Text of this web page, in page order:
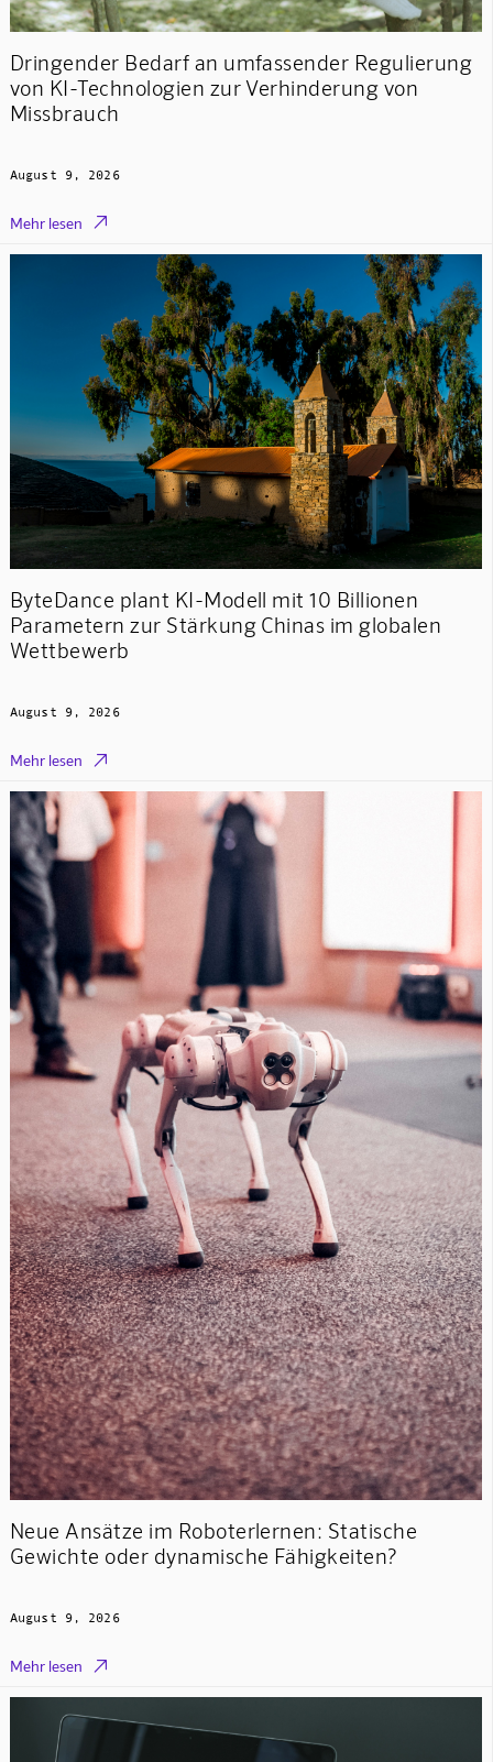
Dringender Bedarf an umfassender Regulierung
von KI-Technologien zur Verhinderung von
Missbrauch
August 9, 2026
Mehr lesen 
ByteDance plant KI-Modell mit 10 Billionen
Parametern zur Stärkung Chinas im globalen
Wettbewerb
August 9, 2026
Mehr lesen 
Neue Ansätze im Roboterlernen: Statische
Gewichte oder dynamische Fähigkeiten?
August 9, 2026
Mehr lesen 